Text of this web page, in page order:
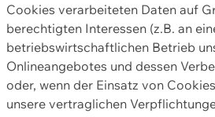
Cookies verarbeiteten Daten auf
berechtigten Interessen (z.B. an
betriebswirtschaftlichen Betrieb
Onlineangebotes und dessen
oder, wenn der Einsatz von
unsere vertraglichen